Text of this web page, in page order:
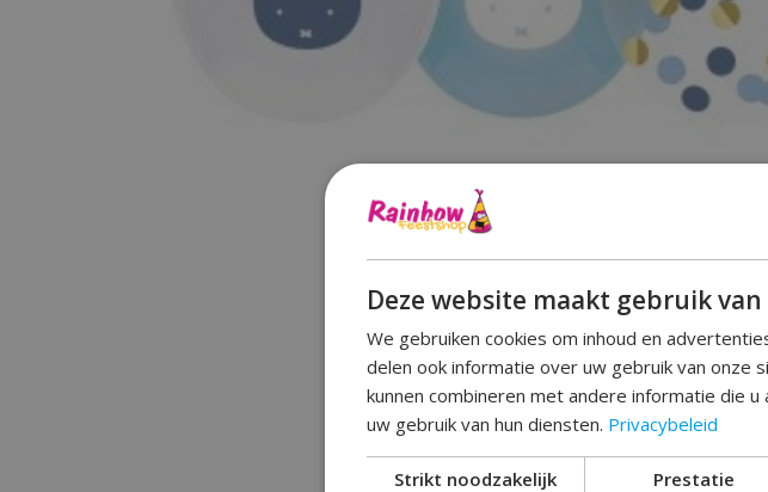
Deze website maakt gebruik van
We gebruiken cookies om inhoud en
delen ook informatie over uw gebruik van
kunnen combineren met andere informatie die
uw gebruik van hun diensten. Privacybeleid
Strikt noodzakelijk Prestatie